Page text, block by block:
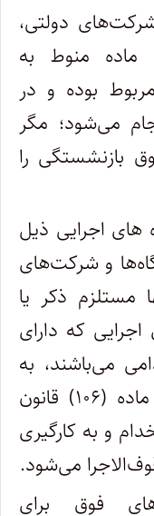
دولتی،
ماده منوط به
بوده و در
می‌شود؛ مگر
بازنشستگی را
های اجرایی ذیل
و شرکت‌های
مستلزم ذکر یا
که دارای
می‌باشند، به
استثنای مستثنیات بند (الف) ماده (۱۰۶) قانون
و به کارگیری
فوق برای